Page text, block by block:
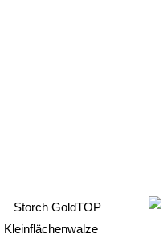
Dieses
Produkt